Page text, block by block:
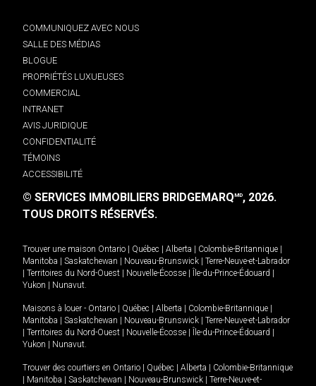
COMMUNIQUEZ AVEC NOUS
SALLE DES MÉDIAS
BLOGUE
PROPRIÉTÉS LUXUEUSES
COMMERCIAL
INTRANET
AVIS JURIDIQUE
CONFIDENTIALITÉ
TÉMOINS
ACCESSIBILITÉ
© SERVICES IMMOBILIERS BRIDGEMARQMD, 2026.
TOUS DROITS RÉSERVÉS.
Trouver une maison Ontario Québec Alberta Colombie-Britannique
Manitoba
Saskatchewan Nouveau-Brunswick
Terre-Neuve-et-Labrador
Territoires du Nord-Ouest Nouvelle-Écosse Île-du-Prince-Édouard
Yukon
Nunavut.
Maisons à louer - Ontario Québec Alberta Colombie-Britannique
Manitoba
Saskatchewan Nouveau-Brunswick
Terre-Neuve-et-Labrador
Territoires du Nord-Ouest Nouvelle-Écosse Île-du-Prince-Édouard
Yukon
Nunavut.
Trouver des courtiers en Ontario Québec Alberta
Colombie-Britannique
Manitoba Saskatchewan Nouveau-Brunswick
Terre-Neuve-et-